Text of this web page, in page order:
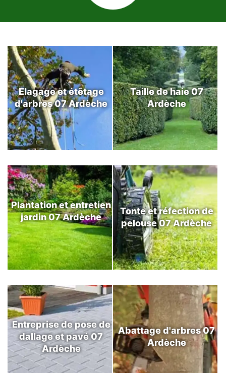
Elagage et étêtage
d'arbres 07 Ardèche
Taille de haie 07
Ardèche
Plantation et entretien
jardin 07 Ardèche
Tonte et réfection de
pelouse 07 Ardèche
Entreprise de pose de
dallage et pavé 07
Ardèche
Abattage d'arbres 07
Ardèche